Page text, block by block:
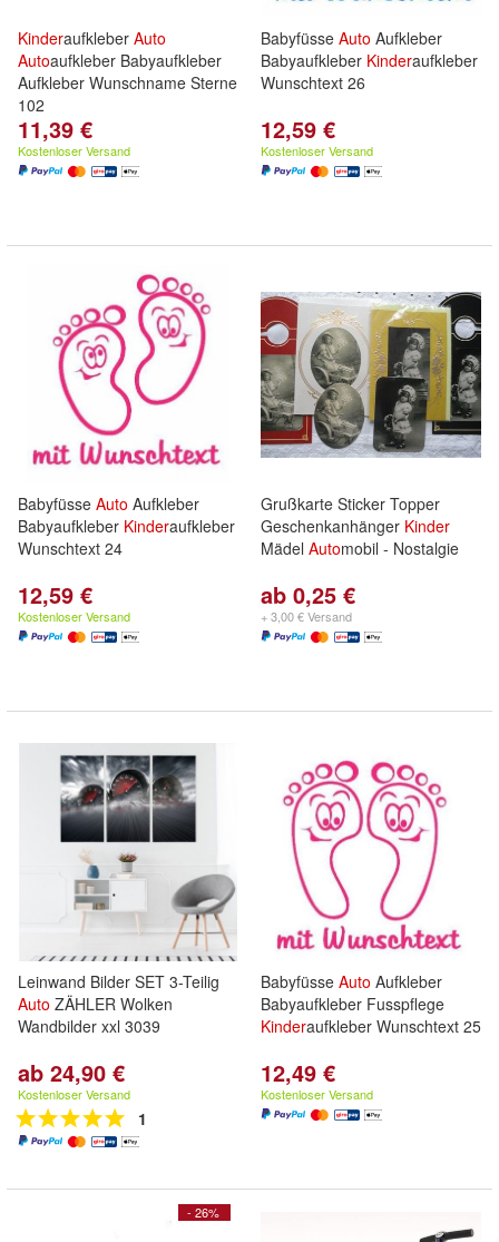
Kinderaufkleber Auto
Autoaufkleber Babyaufkleber
Aufkleber Wunschname Sterne
102
11,39 €
Kostenloser Versand
Babyfüsse Auto Aufkleber
Babyaufkleber Kinderaufkleber
Wunschtext 26
12,59 €
Kostenloser Versand
Babyfüsse Auto Aufkleber
Babyaufkleber Kinderaufkleber
Wunschtext 24
12,59 €
Kostenloser Versand
Grußkarte Sticker Topper
Geschenkanhänger Kinder
Mädel Automobil - Nostalgie
ab 0,25 €
+ 3,00 € Versand
Leinwand Bilder SET 3-Teilig
Auto ZÄHLER Wolken
Wandbilder xxl 3039
ab 24,90 €
Kostenloser Versand
1
Babyfüsse Auto Aufkleber
Babyaufkleber Fusspflege
Kinderaufkleber Wunschtext 25
12,49 €
Kostenloser Versand
- 26%